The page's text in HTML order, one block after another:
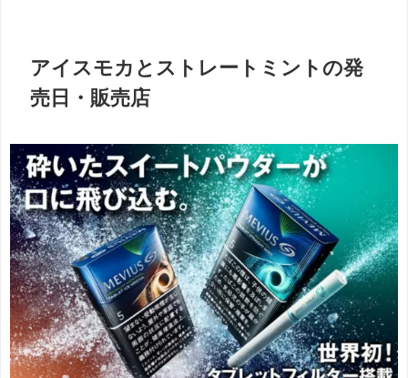
アイスモカとストレートミントの発
売日・販売店